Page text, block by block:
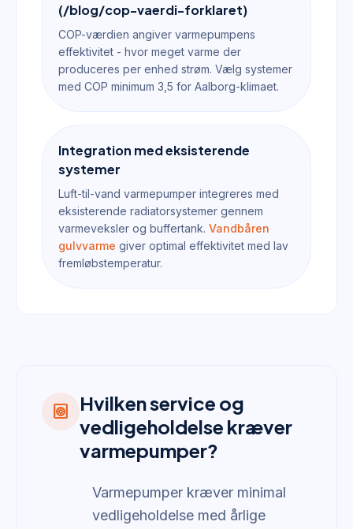
(/blog/cop-vaerdi-forklaret)
COP-værdien angiver varmepumpens
effektivitet - hvor meget varme der
produceres per enhed strøm. Vælg systemer
med COP minimum 3,5 for Aalborg-klimaet.
Integration med eksisterende
systemer
Luft-til-vand varmepumper integreres med
eksisterende radiatorsystemer gennem
varmeveksler og buffertank. Vandbåren
gulvvarme giver optimal effektivitet med lav
fremløbstemperatur.
heat_pump
Hvilken service og
vedligeholdelse kræver
varmepumper?
Varmepumper kræver minimal
vedligeholdelse med årlige